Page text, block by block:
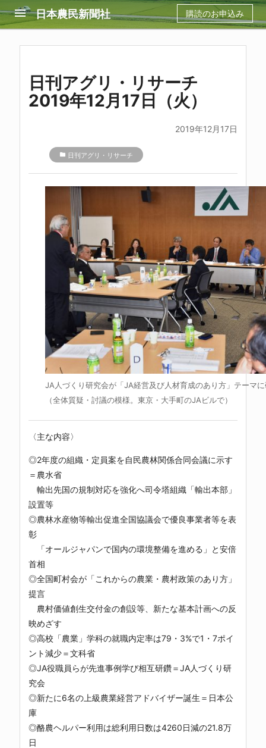
menu 日本農民新聞社 購読のお申込み
日刊アグリ・リサーチ
2019年12月17日（火）
2019年12月17日
folder 日刊アグリ・リサーチ
JA人づくり研究会が「JA経営及び人材育成のあり方」テーマ
（全体質疑・討議の模様。東京・大手町のJAビルで）
〈主な内容〉
◎2年度の組織・定員案を自民農林関係合同会議に示す
＝農水省
輸出先国の規制対応を強化へ司令塔組織「輸出本部」
設置等
◎農林水産物等輸出促進全国協議会で優良事業者等を表
彰
「オールジャパンで国内の環境整備を進める」と安倍
首相
◎全国町村会が「これからの農業・農村政策のあり方」
提言
農村価値創生交付金の創設等、新たな基本計画への反
映めざす
◎高校「農業」学科の就職内定率は79・3%で1・7ポイ
ント減少＝文科省
◎JA役職員らが先進事例学び相互研鑽＝JA人づくり研
究会
◎新たに6名の上級農業経営アドバイザー誕生＝日本公
庫
◎酪農ヘルパー利用は総利用日数は4260日減の21.8万
日